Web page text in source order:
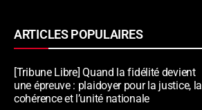
ARTICLES POPULAIRES
[Tribune Libre] Quand la fidélité devient
une épreuve : plaidoyer pour la justice, la
cohérence et l’unité nationale